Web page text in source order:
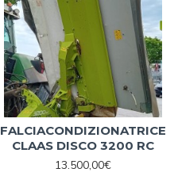
FALCIACONDIZIONATRICE
CLAAS DISCO 3200 RC
13.500,00€